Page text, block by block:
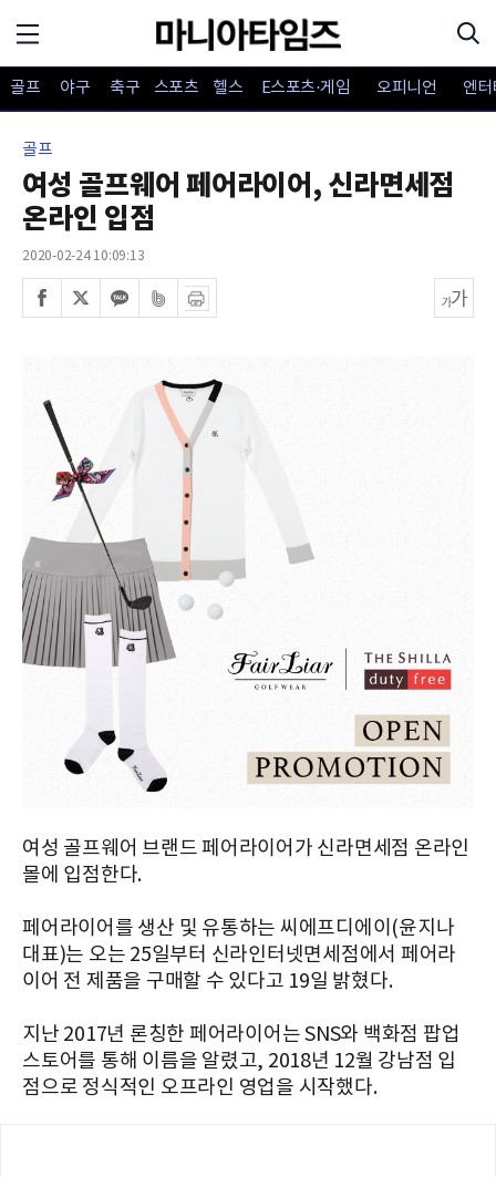
골프 야구 축구 스포츠 헬스 E스포츠·게임 오피니언 엔
골프
여성 골프웨어 페어라이어, 신라면세점
온라인 입점
2020-02-24 10:09:13
여성 골프웨어 브랜드 페어라이어가 신라면세점 온라인
몰에 입점한다.
페어라이어를 생산 및 유통하는 씨에프디에이(윤지나
대표)는 오는 25일부터 신라인터넷면세점에서 페어라
이어 전 제품을 구매할 수 있다고 19일 밝혔다.
지난 2017년 론칭한 페어라이어는 SNS와 백화점 팝업
스토어를 통해 이름을 알렸고, 2018년 12월 강남점 입
점으로 정식적인 오프라인 영업을 시작했다.